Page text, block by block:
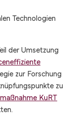
Technologien
der Umsetzung
zur Forschung
zu
KuRT